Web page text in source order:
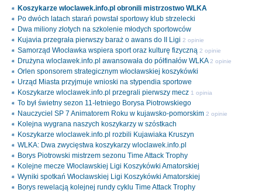
Koszykarze wloclawek.info.pl obronili mistrzostwo WLKA
Po dwóch latach starań powstał sportowy klub strzelecki
Dwa miliony złotych na szkolenie młodych sportowców
Kujavia przegrała pierwszy baraż o awans do II Ligi 2 opinie
Samorząd Włocławka wspiera sport oraz kulturę fizyczną 2 opinie
Drużyna wloclawek.info.pl awansowała do półfinałów WLKA 2 opinie
Orlen sponsorem strategicznym włocławskiej koszykówki
Urząd Miasta przyjmuje wnioski na stypendia sportowe
Koszykarze wloclawek.info.pl przegrali pierwszy mecz 1 opinia
To był świetny sezon 11-letniego Borysa Piotrowskiego
Nauczyciel SP 7 Animatorem Roku w kujawsko-pomorskim 2 opinie
Kolejna wygrana naszych koszykarzy w szóstkach
Koszykarze wloclawek.info.pl rozbili Kujawiaka Kruszyn
WLKA: Dwa zwycięstwa koszykarzy wloclawek.info.pl
Borys Piotrowski mistrzem sezonu Time Attack Trophy
Kolejne mecze Włocławskiej Ligi Koszykówki Amatorskiej
Wyniki spotkań Włocławskiej Ligi Koszykówki Amatorskiej
Borys rewelacją kolejnej rundy cyklu Time Attack Trophy